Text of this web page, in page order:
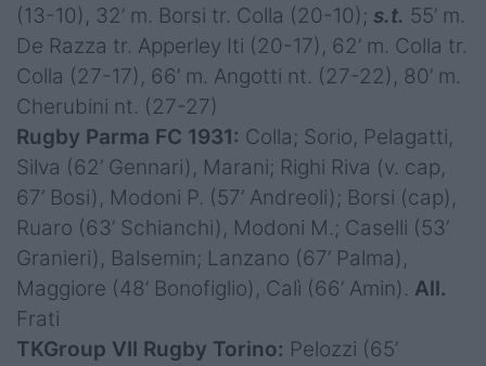
(13-10), 32’ m. Borsi tr. Colla (20-10); s.t. 55’ m.
De Razza tr. Apperley Iti (20-17), 62’ m. Colla tr.
Colla (27-17), 66’ m. Angotti nt. (27-22), 80’ m.
Cherubini nt. (27-27)
Rugby Parma FC 1931: Colla; Sorio, Pelagatti,
Silva (62’ Gennari), Marani; Righi Riva (v. cap,
67’ Bosi), Modoni P. (57’ Andreoli); Borsi (cap),
Ruaro (63’ Schianchi), Modoni M.; Caselli (53’
Granieri), Balsemin; Lanzano (67’ Palma),
Maggiore (48’ Bonofiglio), Calì (66’ Amin). All.
Frati
TKGroup VII Rugby Torino: Pelozzi (65’